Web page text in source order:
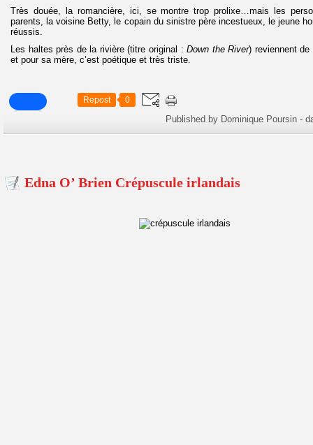
Très douée, la romancière, ici, se montre trop prolixe…mais les
parents, la voisine Betty, le copain du sinistre père incestueux, le jeune
réussis.
Les haltes près de la rivière (titre original :Down the River) reviennent
et pour sa mère, c’est poétique et très triste.
Repost 0
Published by Dominique Poursin -
Edna O’ Brien Crépuscule irlandais